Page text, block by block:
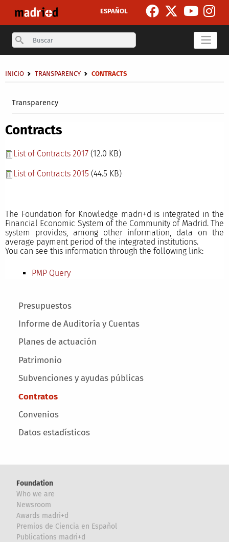
ESPAÑOL
Search
Transparency
Breadcrumb
INICIO TRANSPARENCY CONTRACTS
Main menu
Presupuestos
Informe de Auditoría y Cuentas
Planes de actuación
Patrimonio
Subvenciones y ayudas públicas
Contratos
Convenios
Datos estadísticos
Contracts
List of Contracts 2017 (12.0 KB)
List of Contracts 2015 (44.5 KB)
The Foundation for Knowledge madri+d is integrated in the
Financial Economic System of the Community of Madrid. The
system provides, among other information, data on the
average payment period of the integrated institutions.
You can see this information through the following link:
PMP Query
Foundation
Who we are
Newsroom
Awards madri+d
Premios de Ciencia en Español
Publications madri+d